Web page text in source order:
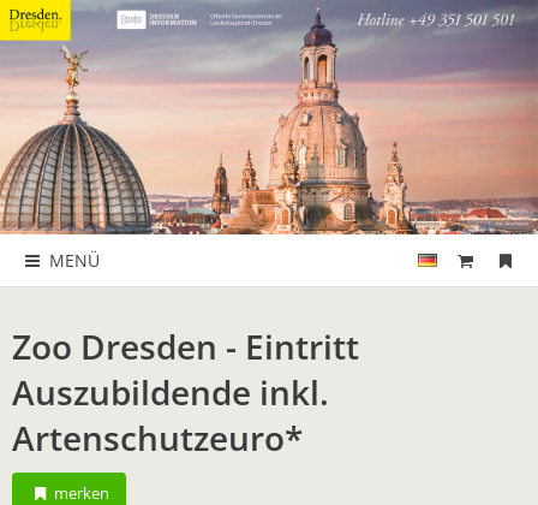
MENÜ
Zoo Dresden - Eintritt
Auszubildende inkl.
Artenschutzeuro*
merken